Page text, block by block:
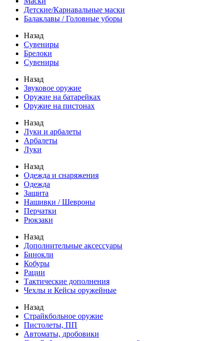
Детские/Карнавальные маски
Балаклавы / Головные уборы
Назад
Сувениры
Брелоки
Сувениры
Назад
Звуковое оружие
Оружие на батарейках
Оружие на пистонах
Назад
Луки и арбалеты
Арбалеты
Луки
Назад
Одежда и снаряжения
Одежда
Защита
Нашивки / Шевроны
Перчатки
Рюкзаки
Назад
Дополнительные аксессуары
Бинокли
Кобуры
Рации
Тактические дополнения
Чехлы и Кейсы оружейные
Назад
Страйкбольное оружие
Пистолеты, ПП
Автоматы, дробовики